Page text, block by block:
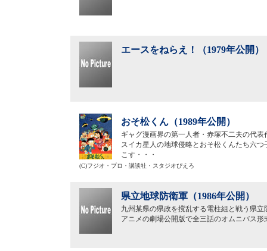
エースをねらえ！（1979年公開）
おそ松くん（1989年公開）
ギャグ漫画界の第一人者・赤塚不二夫の代
スイカ星人の地球侵略とおそ松くんたち六
こす・・・
(C)フジオ・プロ・講談社・スタジオぴえろ
県立地球防衛軍（1986年公開）
九州某県の県政を撹乱する電柱組と戦う県
アニメの劇場公開版で全三話のオムニバス